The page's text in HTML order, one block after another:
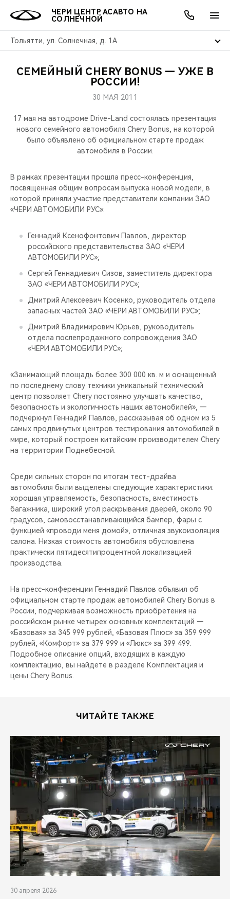
ЧЕРИ ЦЕНТР АСАВТО НА
СОЛНЕЧНОЙ
Тольятти, ул. Солнечная, д. 1А
МОДЕЛИ
КРОССОВЕРЫ
НОВИНКИ
ПОКУПАТЕЛЯМ
КРЕДИТ И СТРАХОВАНИЕ
ВЛАДЕЛЬЦАМ
ЗАПЧАСТИ И АКСЕССУАРЫ
CHERY CONNECT
МИР CHERY
О БРЕНДЕ
ЛЮДИ CHERY
БЛАГОТВОРИТЕЛЬНОСТЬ
CHERY REMOTE
CHERY И СПОРТ
НАШИ МЕРОПРИЯТИЯ
ВИДЕООБЗОРЫ
CHERY ДЛЯ ДЕТЕЙ
АКЦИИ
ОНЛАЙН СЕРВИСЫ
КРЕДИТ
О КОМПАНИИ
МЫ В СОЦСЕТЯХ
СЕМЕЙНЫЙ CHERY BONUS — УЖЕ В
РОССИИ!
30 МАЯ 2011
17 мая на автодроме Drive-Land состоялась презентация
нового семейного автомобиля Chery Bonus, на которой
было объявлено об официальном старте продаж
автомобиля в России.
В рамках презентации прошла пресс-конференция,
посвященная общим вопросам выпуска новой модели, в
которой приняли участие представители компании ЗАО
«ЧЕРИ АВТОМОБИЛИ РУС»:
Геннадий Ксенофонтович Павлов, директор
российского представительства ЗАО «ЧЕРИ
АВТОМОБИЛИ РУС»;
Сергей Геннадиевич Сизов, заместитель директора
ЗАО «ЧЕРИ АВТОМОБИЛИ РУС»;
Дмитрий Алексеевич Косенко, руководитель отдела
запасных частей ЗАО «ЧЕРИ АВТОМОБИЛИ РУС»;
Дмитрий Владимирович Юрьев, руководитель
отдела послепродажного сопровождения ЗАО
«ЧЕРИ АВТОМОБИЛИ РУС»;
«Занимающий площадь более 300 000 кв. м и оснащенный
по последнему слову техники уникальный технический
центр позволяет Chery постоянно улучшать качество,
безопасность и экологичность наших автомобилей», —
подчеркнул Геннадий Павлов, рассказывая об одном из 5
самых продвинутых центров тестирования автомобилей в
мире, который построен китайским производителем Chery
на территории Поднебесной.
Среди сильных сторон по итогам тест-драйва
автомобиля были выделены следующие характеристики:
хорошая управляемость, безопасность, вместимость
багажника, широкий угол раскрывания дверей, около 90
градусов, самовосстанавливающийся бампер, фары с
функцией «проводи меня домой», отличная звукоизоляция
салона. Низкая стоимость автомобиля обусловлена
практически пятидесятипроцентной локализацией
производства.
На пресс-конференции Геннадий Павлов объявил об
официальном старте продаж автомобилей Chery Bonus в
России, подчеркивая возможность приобретения на
российском рынке четырех основных комплектаций —
«Базовая» за 345 999 рублей, «Базовая Плюс» за 359 999
рублей, «Комфорт» за 379 999 и «Люкс» за 399 499.
Подробное описание опций, входящих в каждую
комплектацию, вы найдете в разделе Комплектация и
цены Chery Bonus.
ЧИТАЙТЕ ТАКЖЕ
30 апреля 2026